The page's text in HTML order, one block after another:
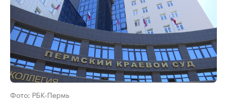
Фото: РБК-Пермь